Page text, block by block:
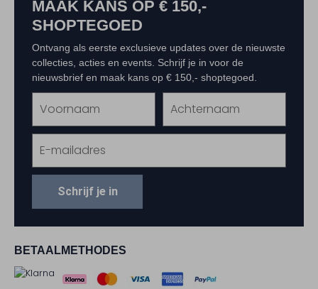
BETAALMETHODES
MAAK KANS OP € 150,-
SHOPTEGOED
Ontvang als eerste exclusieve updates over de nieuwste
collecties, acties en events. Schrijf je in voor de
nieuwsbrief en maak kans op € 150,- shoptegoed.
Schrijf je in